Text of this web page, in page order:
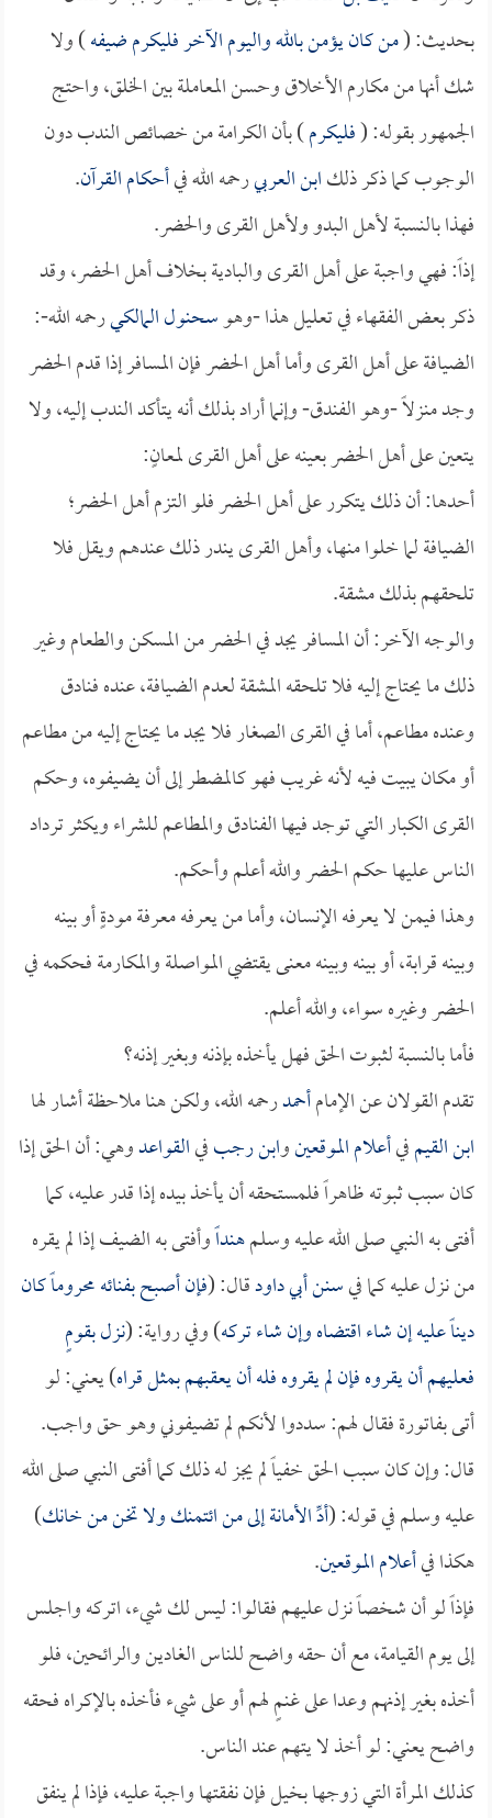
بحديث: (من كان يؤمن بالله واليوم الآخر فليكرم ضيفه) ولا
شك أنها من مكارم الأخلاق وحسن المعاملة بين الخلق، واحتج
الجمهور بقوله: (فليكرم) بأن الكرامة من خصائص الندب دون
الوجوب كما ذكر ذلكابن العربيرحمه الله فيأحكام القرآن.
فهذا بالنسبة لأهل البدو ولأهل القرى والحضر.
إذاً: فهي واجبة على أهل القرى والبادية بخلاف أهل الحضر، وقد
ذكر بعض الفقهاء في تعليل هذا -وهوسحنول المالكيرحمه الله-:
الضيافة على أهل القرى وأما أهل الحضر فإن المسافر إذا قدم الحضر
وجد منزلاً -وهو الفندق- وإنما أراد بذلك أنه يتأكد الندب إليه، ولا
يتعين على أهل الحضر بعينه على أهل القرى لمعانٍ:
أحدها: أن ذلك يتكرر على أهل الحضر فلو التزم أهل الحضر؛
الضيافة لما خلوا منها، وأهل القرى يندر ذلك عندهم ويقل فلا
تلحقهم بذلك مشقة.
والوجه الآخر: أن المسافر يجد في الحضر من المسكن والطعام وغير
ذلك ما يحتاج إليه فلا تلحقه المشقة لعدم الضيافة، عنده فنادق
وعنده مطاعم، أما في القرى الصغار فلا يجد ما يحتاج إليه من مطاعم
أو مكان يبيت فيه لأنه غريب فهو كالمضطر إلى أن يضيفوه، وحكم
القرى الكبار التي توجد فيها الفنادق والمطاعم للشراء ويكثر ترداد
الناس عليها حكم الحضر والله أعلم وأحكم.
وهذا فيمن لا يعرفه الإنسان، وأما من يعرفه معرفة مودةٍ أو بينه
وبينه قرابة، أو بينه وبينه معنى يقتضي المواصلة والمكارمة فحكمه في
الحضر وغيره سواء، والله أعلم.
فأما بالنسبة لثبوت الحق فهل يأخذه بإذنه وبغير إذنه؟
تقدم القولان عن الإمامأحمدرحمه الله، ولكن هنا ملاحظة أشار لها
ابن القيمفيأعلام الموقعينوابن رجبفيالقواعدوهي: أن الحق إذا
كان سبب ثبوته ظاهراً فلمستحقه أن يأخذ بيده إذا قدر عليه، كما
أفتى به النبي صلى الله عليه وسلمهنداًوأفتى به الضيف إذا لم يقره
من نزل عليه كما فيسنن أبي داودقال: (فإن أصبح بفنائه محروماً كان
ديناً عليه إن شاء اقتضاه وإن شاء تركه) وفي رواية: (نزل بقومٍ
فعليهم أن يقروه فإن لم يقروه فله أن يعقبهم بمثل قراه) يعني: لو
أتى بفاتورة فقال لهم: سددوا لأنكم لم تضيفوني وهو حق واجب.
قال: وإن كان سبب الحق خفياً لم يجز له ذلك كما أفتى النبي صلى الله
عليه وسلم في قوله: (أدِّ الأمانة إلى من ائتمنك ولا تخن من خانك)
هكذا فيأعلام الموقعين.
فإذاً لو أن شخصاً نزل عليهم فقالوا: ليس لك شيء، اتركه واجلس
إلى يوم القيامة، مع أن حقه واضح للناس الغادين والرائحين، فلو
أخذه بغير إذنهم وعدا على غنمٍ لهم أو على شيء فأخذه بالإكراه فحقه
واضح يعني: لو أخذ لا يتهم عند الناس.
كذلك المرأة التي زوجها بخيل فإن نفقتها واجبة عليه، فإذا لم ينفق